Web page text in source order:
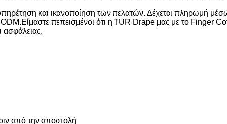
και ικανοποίηση των πελατών. Δέχεται πληρωμή
πεπεισμένοι ότι η TUR Drape μας με το Finger Cot
ασφάλειας.
από την αποστολή